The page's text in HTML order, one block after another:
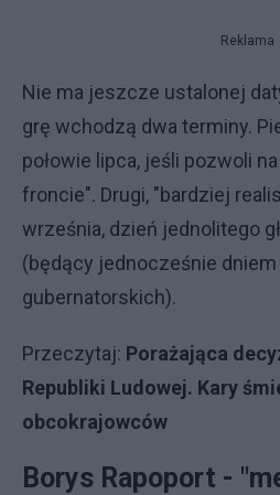
Reklama
Nie ma jeszcze ustalonej
grę wchodzą dwa terminy.
połowie lipca, jeśli pozwoli
froncie". Drugi, "bardziej
września, dzień jednolitego
(będący jednocześnie
gubernatorskich).
Przeczytaj: Porażająca
Republiki Ludowej. Kary
obcokrajowców
Borys Rapoport -